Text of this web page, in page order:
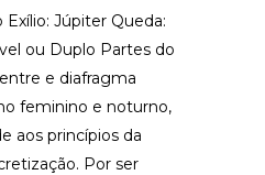
Júpiter Queda:
ou Duplo Partes do
e diafragma
feminino e noturno,
aos princípios da
Por ser